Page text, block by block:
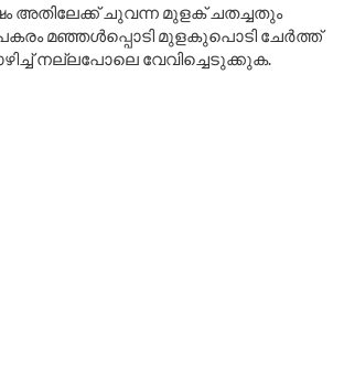
അതിലേക്ക് ചുവന്ന മുളക് ചതച്ചതും
മഞ്ഞൾപ്പൊടി മുളകുപൊടി ചേർത്ത്
നല്ലപോലെ വേവിച്ചെടുക്കുക.